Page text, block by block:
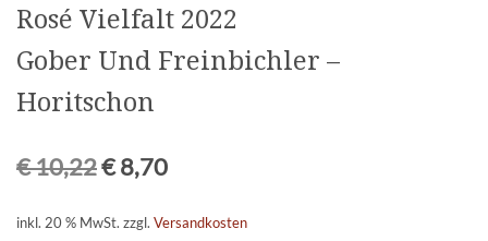
Rosé Vielfalt 2022
Gober Und Freinbichler –
Horitschon
€10,22€8,70
inkl. 20 % MwSt. zzgl. Versandkosten